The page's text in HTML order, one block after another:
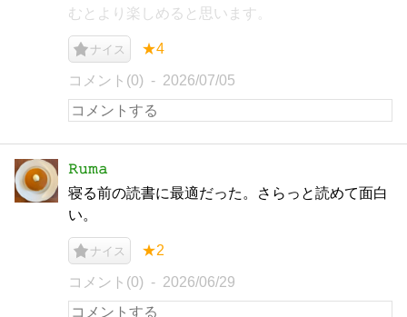
むとより楽しめると思います。
ナイス ★4
コメント(0) 2026/07/05
𝚁𝚞𝚖𝚊
寝る前の読書に最適だった。さらっと読めて面白
い。
ナイス ★2
コメント(0) 2026/06/29